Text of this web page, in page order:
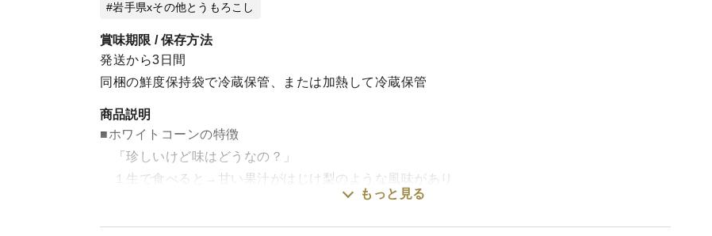
岩手県xその他とうもろこし
賞味期限 / 保存方法
発送から3日間
同梱の鮮度保持袋で冷蔵保管、または加熱して冷蔵保管
商品説明
■ホワイトコーンの特徴
「珍しいけど味はどうなの？」
１生で食べると→甘い果汁がはじけ梨のような風味があり
２加熱して食べると→プチプチとクリーミーな甘さが口に広がる
もっと見る